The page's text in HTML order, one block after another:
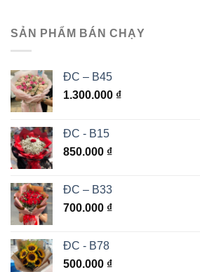
SẢN PHẨM BÁN CHẠY
ĐC – B45
1.300.000 ₫
ĐC - B15
850.000 ₫
ĐC – B33
700.000 ₫
ĐC - B78
500.000 ₫